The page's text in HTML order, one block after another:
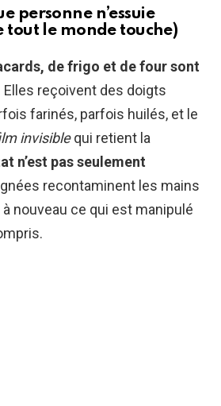
personne n’essuie
tout le monde touche)
de frigo et de four sont
Elles reçoivent des doigts
farinés, parfois huilés, et le
invisiblequi retient la
n’est pas seulement
recontaminent les mains
nouveau ce qui est manipulé